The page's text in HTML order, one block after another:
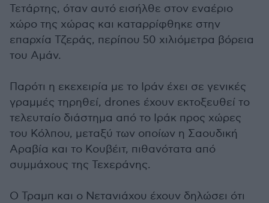
Τετάρτης, όταν αυτό εισήλθε στον εναέριο
χώρο της χώρας και καταρρίφθηκε στην
επαρχία Τζεράς, περίπου 50 χιλιόμετρα βόρεια
του Αμάν.
Παρότι η εκεχειρία με το Ιράν έχει σε γενικές
γραμμές τηρηθεί, drones έχουν εκτοξευθεί το
τελευταίο διάστημα από το Ιράκ προς χώρες
του Κόλπου, μεταξύ των οποίων η Σαουδική
Αραβία και το Κουβέιτ, πιθανότατα από
συμμάχους της Τεχεράνης.
Ο Τραμπ και ο Νετανιάχου έχουν δηλώσει ότι